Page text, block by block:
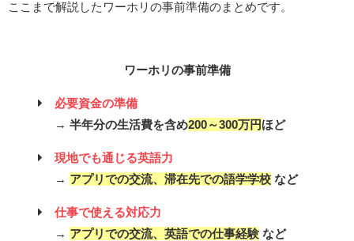
ここまで解説したワーホリの事前準備のまとめです。
ワーホリの事前準備
必要資金の準備
→ 半年分の生活費を含め200～300万円ほど
現地でも通じる英語力
→ アプリでの交流、滞在先での語学学校など
仕事で使える対応力
→ アプリでの交流、英語での仕事経験など